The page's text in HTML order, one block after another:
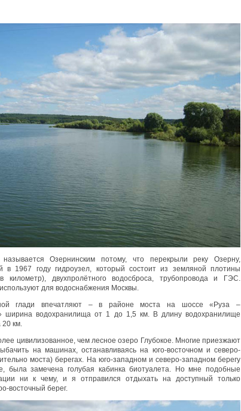
называется Озернинским потому, что перекрыли реку Озерну,
в 1967 году гидроузел, который состоит из земляной плотины
километр), двухпролётного водосброса, трубопровода и ГЭС.
для водоснабжения Москвы.
глади впечатляют – в районе моста на шоссе «Руза –
ширина водохранилища от 1 до 1,5 км. В длину водохранилище
20 км.
цивилизованное, чем лесное озеро Глубокое. Многие приезжают
на машинах, останавливаясь на юго-восточном и северо-
моста) берегах. На юго-западном и северо-западном берегу
была замечена голубая кабинка биотуалета. Но мне подобные
ни к чему, и я отправился отдыхать на доступный только
восточный берег.